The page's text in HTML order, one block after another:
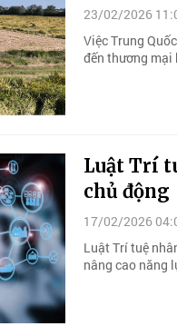
23/02/2026
Việc Trung
đến thương mại
Luật Trí
chủ động
17/02/2026
Luật Trí tuệ
nâng cao năng